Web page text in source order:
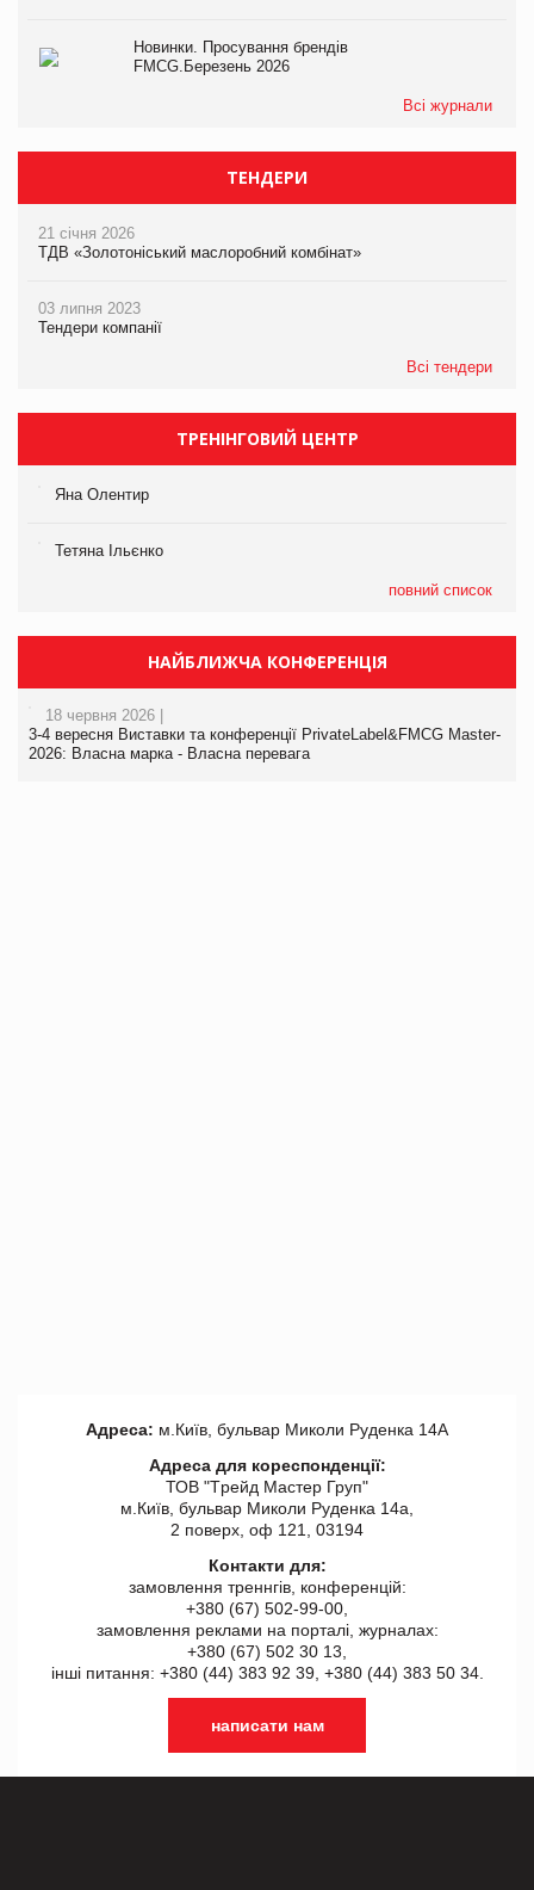
Новинки. Просування брендів
FMCG.Березень 2026
Всі журнали
ТЕНДЕРИ
21 січня 2026
ТДВ «Золотоніський маслоробний комбінат»
03 липня 2023
Тендери компанії
Всі тендери
ТРЕНІНГОВИЙ ЦЕНТР
Яна Олентир
Тетяна Ільєнко
повний список
НАЙБЛИЖЧА КОНФЕРЕНЦІЯ
18 червня 2026 |
3-4 вересня Виставки та конференції PrivateLabel&FMCG Master-
2026: Власна марка - Власна перевага
Адреса: м.Київ, бульвар Миколи Руденка 14А
Адреса для кореспонденції:
ТОВ "Tрейд Мастер Груп"
м.Київ, бульвар Миколи Руденка 14а,
2 поверх, оф 121, 03194
Контакти для:
замовлення треннгів, конференцій:
+380 (67) 502-99-00,
замовлення реклами на порталі, журналах:
+380 (67) 502 30 13,
інші питання: +380 (44) 383 92 39, +380 (44) 383 50 34.
написати нам